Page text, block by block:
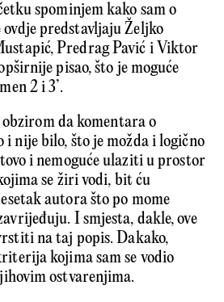
spominjem kako sam o
predstavljaju Željko
Predrag Pavić i Viktor
pisao, što je moguće
2 i 3’.
obzirom da komentara o
i nije bilo, što je možda i logično
i nemoguće ulaziti u prostor
se žiri vodi, bit ću
autora što po mome
I smjesta, dakle, ove
na taj popis. Dakako,
kojima sam se vodio
ostvarenjima.